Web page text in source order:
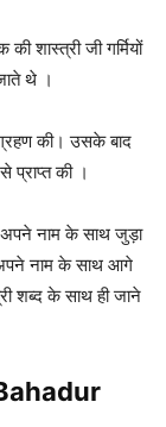
शास्त्री जी गर्मियों
थे ।
की। उसके बाद
प्राप्त की ।
अपने नाम के साथ जुड़ा
नाम के साथ आगे
शब्द के साथ ही जाने